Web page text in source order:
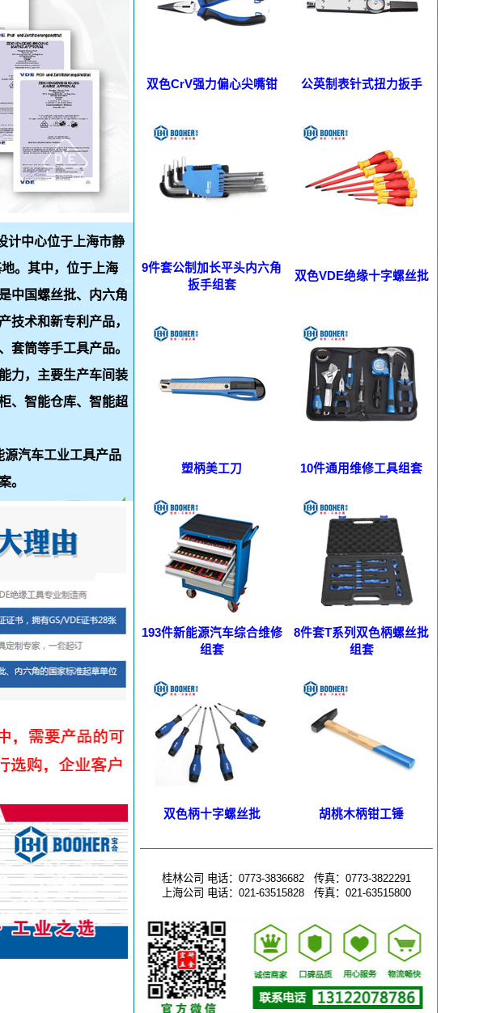
计中心位于上海市静
。其中，位于上海
中国螺丝批、内六角
技术和新专利产品，
套筒等手工具产品。
力，主要生产车间装
、智能仓库、智能超
汽车工业工具产品
。
双色CrV强力偏心尖嘴钳 公英制表针式扭力扳手
9件套公制加长平头内六角
扳手组套
双色VDE绝缘十字螺丝批
塑柄美工刀 10件通用维修工具组套
193件新能源汽车综合维修
组套
8件套T系列双色柄螺丝批
组套
双色柄十字螺丝批 胡桃木柄钳工锤
桂林公司 电话：0773-3836682 传真：0773-3822291
上海公司 电话：021-63515828 传真：021-63515800